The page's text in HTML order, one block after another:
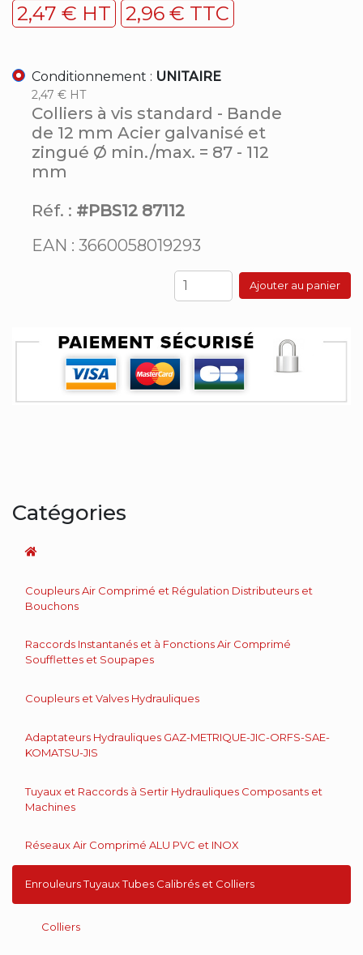
2,47 € HT 2,96 € TTC
Conditionnement : UNITAIRE
2,47 € HT
Colliers à vis standard - Bande
de 12 mm Acier galvanisé et
zingué Ø min./max. = 87 - 112
mm
Réf. : #PBS12 87112
EAN : 3660058019293
Ajouter au panier
Catégories
Coupleurs Air Comprimé et Régulation Distributeurs et
Bouchons
Raccords Instantanés et à Fonctions Air Comprimé
Soufflettes et Soupapes
Coupleurs et Valves Hydrauliques
Adaptateurs Hydrauliques GAZ-METRIQUE-JIC-ORFS-SAE-
KOMATSU-JIS
Tuyaux et Raccords à Sertir Hydrauliques Composants et
Machines
Réseaux Air Comprimé ALU PVC et INOX
Enrouleurs Tuyaux Tubes Calibrés et Colliers
Colliers